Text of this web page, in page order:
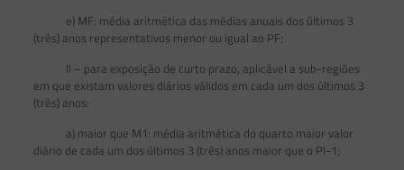
e) MF: média aritmética das médias anuais dos últimos 3
(três) anos representativos menor ou igual ao PF;
II – para exposição de curto prazo, aplicável a sub-regiões
em que existam valores diários válidos em cada um dos últimos 3
(três) anos:
a) maior que M1: média aritmética do quarto maior valor
diário de cada um dos últimos 3 (três) anos maior que o PI-1;